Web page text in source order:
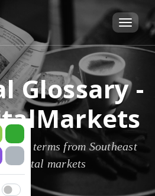
Glossary -
terms from Southeast
capital markets